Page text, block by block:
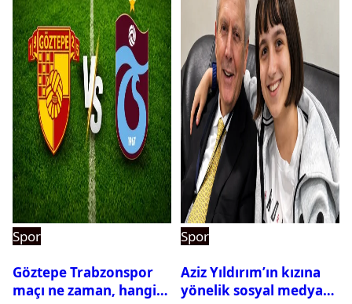
Spor
Göztepe Trabzonspor
maçı ne zaman, hangi
Spor
Aziz Yıldırım’ın kızına
yönelik sosyal medya